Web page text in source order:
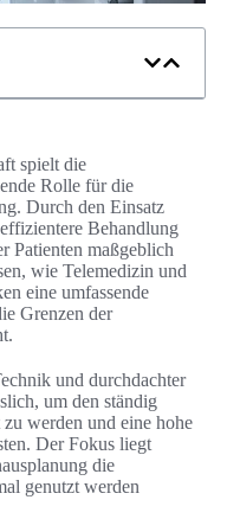
spielt die
Rolle für die
Durch den Einsatz
Behandlung
Patienten maßgeblich
wie Telemedizin und
eine umfassende
Grenzen der
und durchdachter
um den ständig
werden und eine hohe
Der Fokus liegt
die
genutzt werden